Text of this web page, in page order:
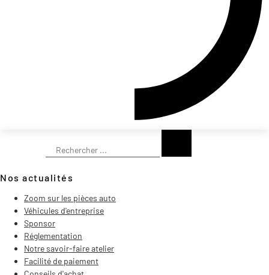
Nos actualités
Zoom sur les pièces auto
Véhicules d'entreprise
Sponsor
Réglementation
Notre savoir-faire atelier
Facilité de paiement